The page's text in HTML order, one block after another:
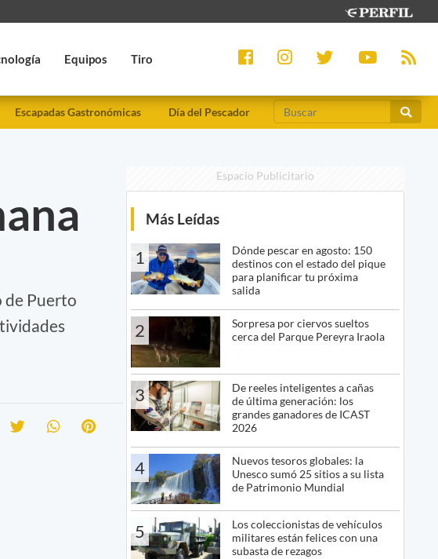
Equipos Tiro
Escapadas Gastronómicas Día del Pescador
de Puerto
Espacio Publicitario
Más Leídas
1
Dónde pescar en agosto: 150
destinos con el estado del pique
para planificar tu próxima
salida
2
Sorpresa por ciervos sueltos
cerca del Parque Pereyra Iraola
3
De reeles inteligentes a cañas
de última generación: los
grandes ganadores de ICAST
2026
4
Nuevos tesoros globales: la
Unesco sumó 25 sitios a su lista
de Patrimonio Mundial
5
Los coleccionistas de vehículos
militares están felices con una
subasta de rezagos